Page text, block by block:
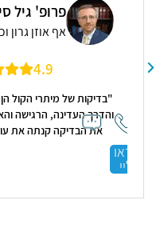
קראו
עליי
פרופ' גיל
אף אוזן גרון
4.9
"בדיקות של מיתרי הקול
והדרך העדינה, הרגישה
את הבדיקה קנתה את
‏(חוות דעת שניה‏) נתנה לי